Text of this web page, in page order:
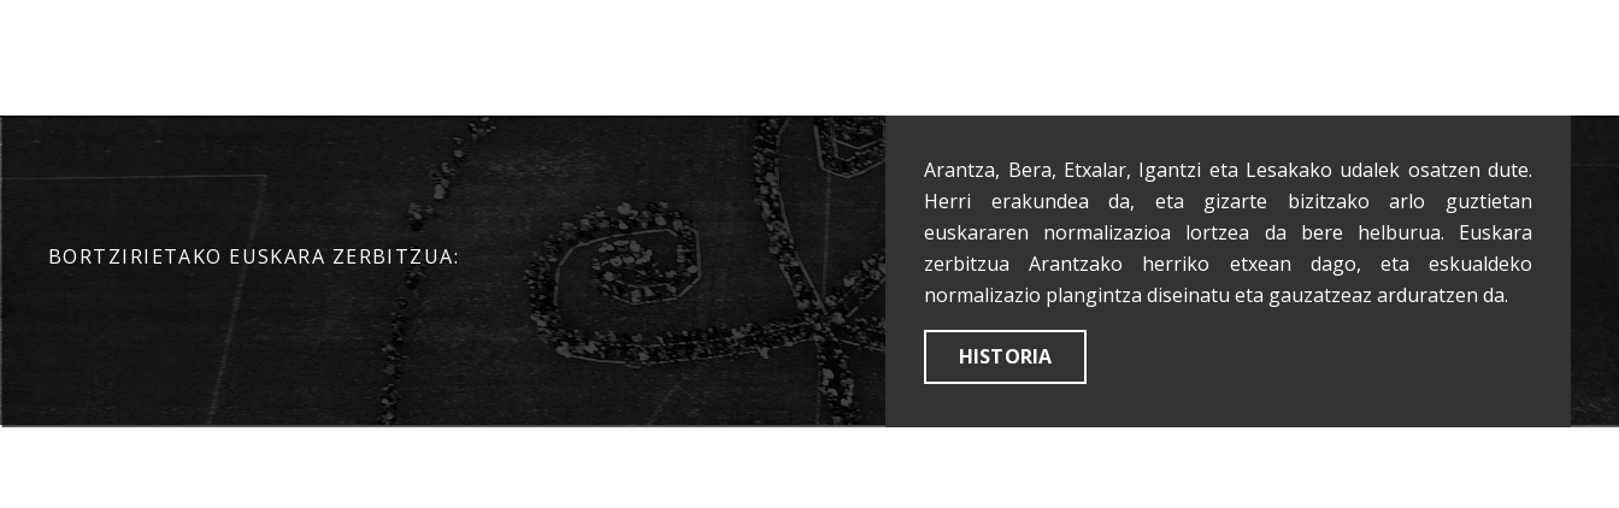
BORTZIRIETAKO EUSKARA ZERBITZUA:
Arantza, Bera, Etxalar, Igantzi eta Lesakako udalek osatzen dute.
Herri erakundea da, eta gizarte bizitzako arlo guztietan
euskararen normalizazioa lortzea da bere helburua. Euskara
zerbitzua Arantzako herriko etxean dago, eta eskualdeko
normalizazio plangintza diseinatu eta gauzatzeaz arduratzen da.
HISTORIA